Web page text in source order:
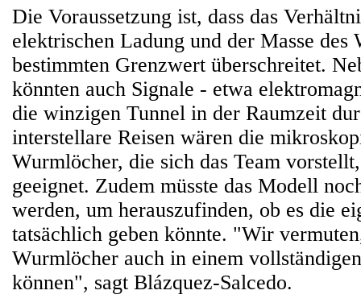
Die Voraussetzung ist, dass das
elektrischen Ladung und der Masse des
bestimmten Grenzwert überschreitet.
könnten auch Signale - etwa
die winzigen Tunnel in der Raumzeit
interstellare Reisen wären die
Wurmlöcher, die sich das Team
geeignet. Zudem müsste das Modell
werden, um herauszufinden, ob es die
tatsächlich geben könnte. "Wir
Wurmlöcher auch in einem
können", sagt Blázquez-Salcedo.